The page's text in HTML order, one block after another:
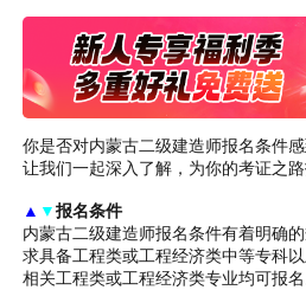
你是否对内蒙古二级建造师报名条件
让我们一起深入了解，为你的考证之路
▲ ▼报名条件
内蒙古二级建造师报名条件有着明确
求具备工程类或工程经济类中等专科
相关工程类或工程经济类专业均可报